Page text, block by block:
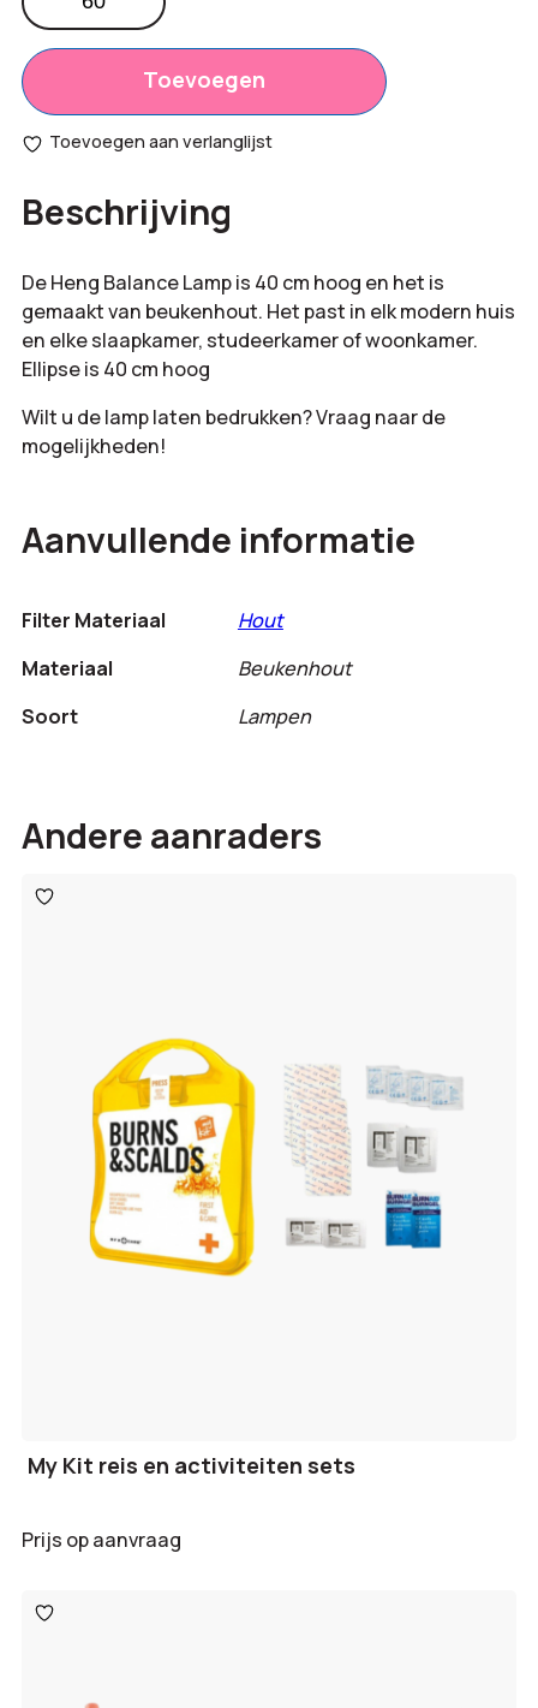
Productprijs:
Totaal
opties:
€0,00
totaal:
balance
lamp
-
Ellipse
wood
aantal
Toevoegen
Toevoegen aan verlanglijst
Beschrijving
De Heng Balance Lamp is 40 cm hoog en het is
gemaakt van beukenhout. Het past in elk modern huis
en elke slaapkamer, studeerkamer of woonkamer.
Ellipse is 40 cm hoog
Wilt u de lamp laten bedrukken? Vraag naar de
mogelijkheden!
Aanvullende informatie
Filter Materiaal
Hout
Materiaal
Beukenhout
Soort
Lampen
Andere aanraders
Toevoegen
aan
My Kit reis en activiteiten sets
Prijs op aanvraag
Toevoegen
aan